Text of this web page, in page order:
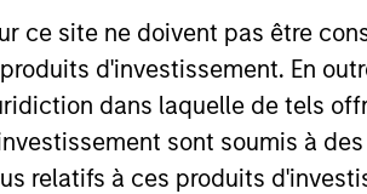
ce site ne doivent pas être
d'investissement. En
dans laquelle de tels
sont soumis à
relatifs à ces produits
responsable et la
environnementaux ou
à long terme de l'Accord de